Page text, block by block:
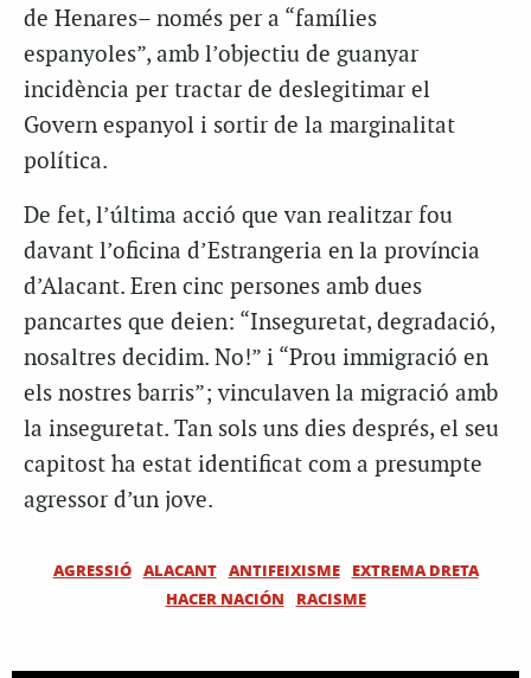
de Henares– només per a “famílies
espanyoles”, amb l’objectiu de guanyar
incidència per tractar de deslegitimar el
Govern espanyol i sortir de la marginalitat
política.
De fet, l’última acció que van realitzar fou
davant l’oficina d’Estrangeria en la província
d’Alacant. Eren cinc persones amb dues
pancartes que deien: “Inseguretat, degradació,
nosaltres decidim. No!” i “Prou immigració en
els nostres barris”; vinculaven la migració amb
la inseguretat. Tan sols uns dies després, el seu
capitost ha estat identificat com a presumpte
agressor d’un jove.
AGRESSIÓ ALACANT ANTIFEIXISME
EXTREMA DRETA
HACER NACIÓN
RACISME